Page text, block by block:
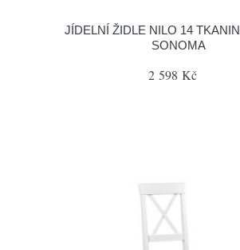
JÍDELNÍ ŽIDLE NILO 14
SONOMA
2 598 Kč